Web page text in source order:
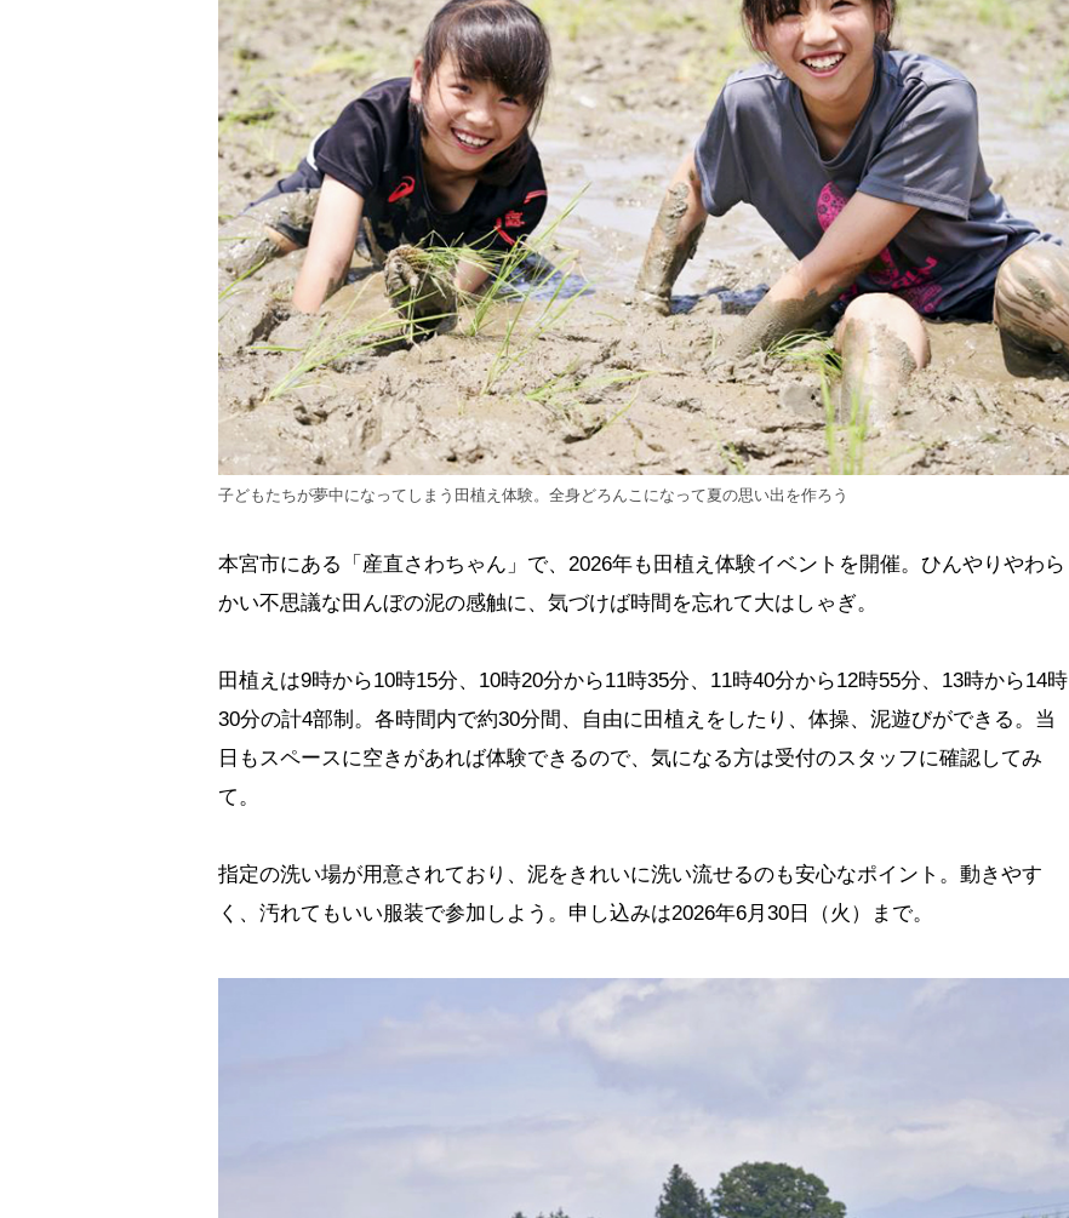
子どもたちが夢中になってしまう田植え体験。全身どろんこになって夏の思い出を作ろう
本宮市にある「産直さわちゃん」で、2026年も田植え体験イベントを開催。ひんやりやわら
かい不思議な田んぼの泥の感触に、気づけば時間を忘れて大はしゃぎ。
田植えは9時から10時15分、10時20分から11時35分、11時40分から12時55分、13時から14時
30分の計4部制。各時間内で約30分間、自由に田植えをしたり、体操、泥遊びができる。当
日もスペースに空きがあれば体験できるので、気になる方は受付のスタッフに確認してみ
て。
指定の洗い場が用意されており、泥をきれいに洗い流せるのも安心なポイント。動きやす
く、汚れてもいい服装で参加しよう。申し込みは2026年6月30日（火）まで。